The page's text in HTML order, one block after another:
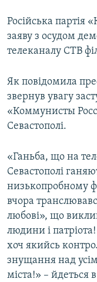
Усі сайти RFE/RL
Російська партія
заяву з осудом
телеканалу СТВ
Як повідомила
звернув увагу
«Коммунисты
Севастополі.
«Ганьба, що на
Севастополі
низькопробному
вчора
любові», що
людини і
хоч якийсь
знущання над
міста!» – йдеться